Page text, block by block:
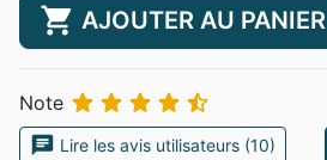
shopping_cart AJOUTER AU PANIER
Note     
chat Lire les avis utilisateurs (10)